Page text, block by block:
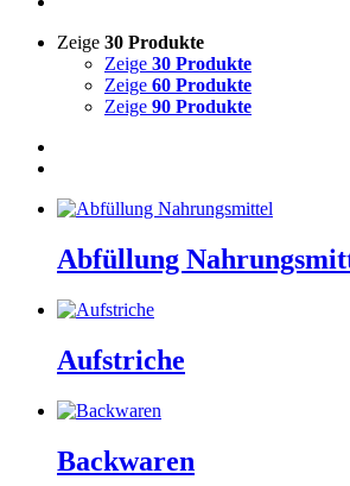
Zeige 30 Produkte
Zeige 30 Produkte
Zeige 60 Produkte
Zeige 90 Produkte
Abfüllung
Aufstriche
Backwaren